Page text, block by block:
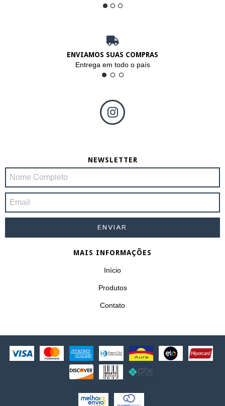
ENVIAMOS SUAS COMPRAS
Entrega em todo o país
NEWSLETTER
MAIS INFORMAÇÕES
Início
Produtos
Contato